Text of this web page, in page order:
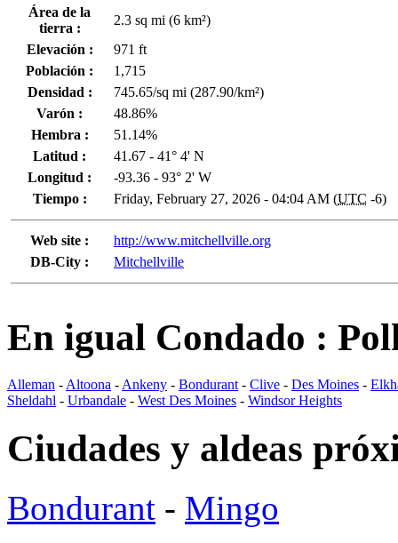
Área de la
tierra :
2.3 sq mi (6 km²)
Elevación :
971 ft
Población :
1,715
Densidad :
745.65/sq mi (287.90/km²)
Varón :
48.86%
Hembra :
51.14%
Latitud :
41.67 - 41° 4' N
Longitud :
-93.36 - 93° 2' W
Tiempo :
Friday, February 27, 2026 - 04:04 AM (UTC -6)
Web site :
http://www.mitchellville.org
DB-City :
Mitchellville
En igual Condado :
Alleman - Altoona - Ankeny - Bondurant - Clive - Des Moines -
Sheldahl - Urbandale - West Des Moines - Windsor Heights
Ciudades y aldeas
Bondurant - Mingo